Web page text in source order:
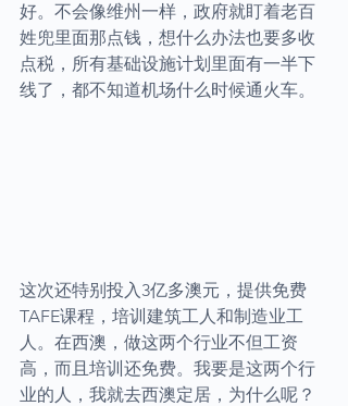
好。不会像维州一样，政府就盯着老百
姓兜里面那点钱，想什么办法也要多收
点税，所有基础设施计划里面有一半下
线了，都不知道机场什么时候通火车。
这次还特别投入3亿多澳元，提供免费
TAFE课程，培训建筑工人和制造业工
人。在西澳，做这两个行业不但工资
高，而且培训还免费。我要是这两个行
业的人，我就去西澳定居，为什么呢？